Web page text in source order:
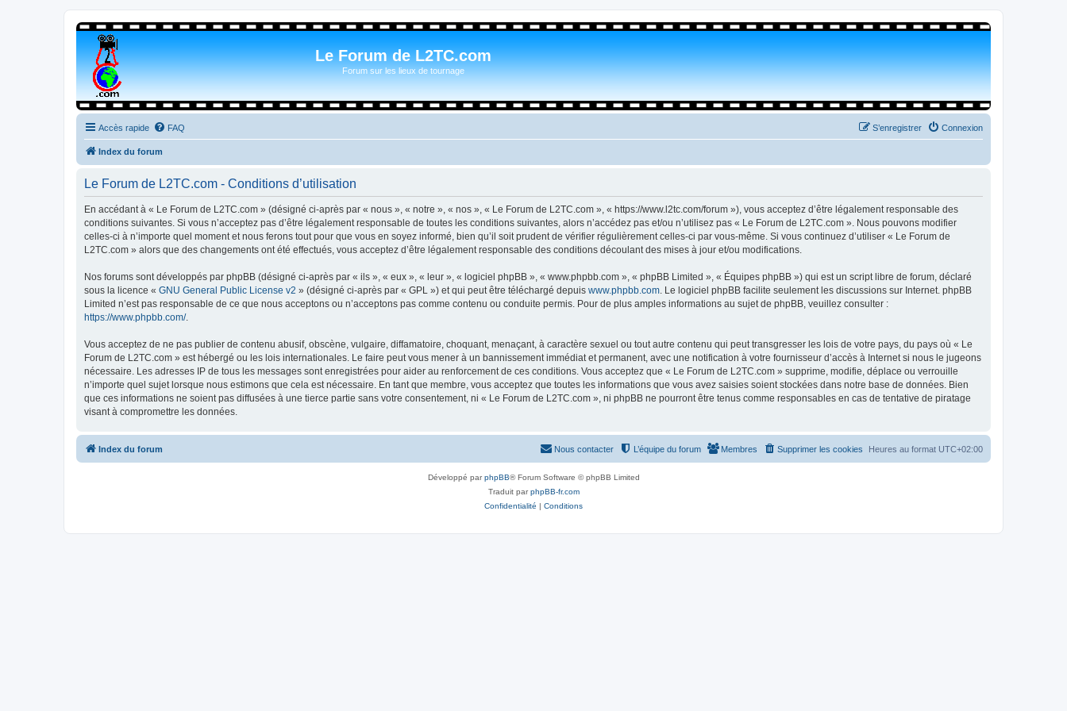
Le Forum de L2TC.com
Forum sur les lieux de tournage
Accès rapide FAQ Connexion
S’enregistrer
Index du forum
Le Forum de L2TC.com - Conditions d’utilisation
En accédant à « Le Forum de L2TC.com » (désigné ci-après par « nous », « notre », « nos », « Le Forum de L2TC.com », « https://www.l2tc.com/forum »), vous acceptez d’être légalement responsable des
conditions suivantes. Si vous n’acceptez pas d’être légalement responsable de toutes les conditions suivantes, alors n’accédez pas et/ou n’utilisez pas « Le Forum de L2TC.com ». Nous pouvons modifier
celles-ci à n’importe quel moment et nous ferons tout pour que vous en soyez informé, bien qu’il soit prudent de vérifier régulièrement celles-ci par vous-même. Si vous continuez d’utiliser « Le Forum de
L2TC.com » alors que des changements ont été effectués, vous acceptez d’être légalement responsable des conditions découlant des mises à jour et/ou modifications.
Nos forums sont développés par phpBB (désigné ci-après par « ils », « eux », « leur », « logiciel phpBB », « www.phpbb.com », « phpBB Limited », « Équipes phpBB ») qui est un script libre de forum, déclaré
sous la licence « GNU General Public License v2 » (désigné ci-après par « GPL ») et qui peut être téléchargé depuis www.phpbb.com. Le logiciel phpBB facilite seulement les discussions sur Internet. phpBB
Limited n’est pas responsable de ce que nous acceptons ou n’acceptons pas comme contenu ou conduite permis. Pour de plus amples informations au sujet de phpBB, veuillez consulter :
https://www.phpbb.com/.
Vous acceptez de ne pas publier de contenu abusif, obscène, vulgaire, diffamatoire, choquant, menaçant, à caractère sexuel ou tout autre contenu qui peut transgresser les lois de votre pays, du pays où « Le
Forum de L2TC.com » est hébergé ou les lois internationales. Le faire peut vous mener à un bannissement immédiat et permanent, avec une notification à votre fournisseur d’accès à Internet si nous le jugeons
nécessaire. Les adresses IP de tous les messages sont enregistrées pour aider au renforcement de ces conditions. Vous acceptez que « Le Forum de L2TC.com » supprime, modifie, déplace ou verrouille
n’importe quel sujet lorsque nous estimons que cela est nécessaire. En tant que membre, vous acceptez que toutes les informations que vous avez saisies soient stockées dans notre base de données. Bien
que ces informations ne soient pas diffusées à une tierce partie sans votre consentement, ni « Le Forum de L2TC.com », ni phpBB ne pourront être tenus comme responsables en cas de tentative de piratage
visant à compromettre les données.
Index du forum Heures au format UTC+02:00
Supprimer les cookies
Membres
L’équipe du forum
Nous contacter
Développé parphpBB® Forum Software © phpBB Limited
Traduit parphpBB-fr.com
Confidentialité | Conditions